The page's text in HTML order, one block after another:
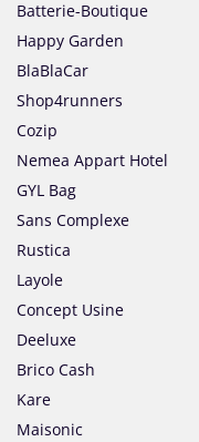
Batterie-Boutique
Happy Garden
BlaBlaCar
Shop4runners
Cozip
Nemea Appart Hotel
GYL Bag
Sans Complexe
Rustica
Layole
Concept Usine
Deeluxe
Brico Cash
Kare
Maisonic